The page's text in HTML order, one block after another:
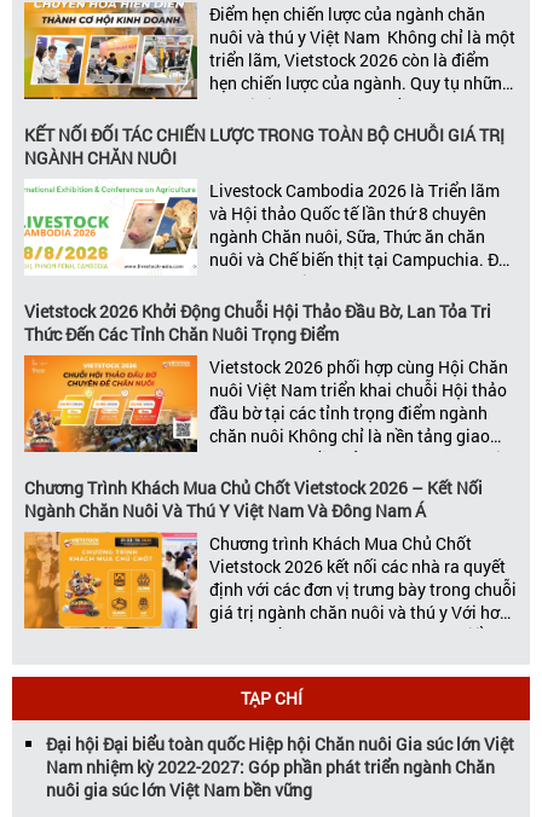
Điểm hẹn chiến lược của ngành chăn
nuôi và thú y Việt Nam Không chỉ là một
triển lãm, Vietstock 2026 còn là điểm
hẹn chiến lược của ngành. Quy tụ những
đơn vị kinh doanh hàng đầu, những lãnh
đạo và nhà cung cấp trong chuỗi giá
trị ngành, Vietstock mang đến nền tảng
giá trị […]
KẾT NỐI ĐỐI TÁC CHIẾN LƯỢC TRONG TOÀN BỘ CHUỖI GIÁ TRỊ
NGÀNH CHĂN NUÔI
Livestock Cambodia 2026 là Triển lãm
và Hội thảo Quốc tế lần thứ 8 chuyên
ngành Chăn nuôi, Sữa, Thức ăn chăn
nuôi và Chế biến thịt tại Campuchia. Đây
được đánh giá là một trong những sự
kiện thương mại thường niên uy tín và
đáng chú ý nhất của ngành nông nghiệp
– chăn […]
Vietstock 2026 Khởi Động Chuỗi Hội Thảo Đầu Bờ, Lan Tỏa Tri
Thức Đến Các Tỉnh Chăn Nuôi Trọng Điểm
Vietstock 2026 phối hợp cùng Hội Chăn
nuôi Việt Nam triển khai chuỗi Hội thảo
đầu bờ tại các tỉnh trọng điểm ngành
chăn nuôi Không chỉ là nền tảng giao
thương hàng đầu của ngành chăn nuôi
và thú y, Vietstock còn là triển lãm duy
nhất tại Việt Nam tổ chức thường niên
Chương Trình Khách Mua Chủ Chốt Vietstock 2026 – Kết Nối
Ngành Chăn Nuôi Và Thú Y Việt Nam Và Đông Nam Á
Chương trình Khách Mua Chủ Chốt
Vietstock 2026 kết nối các nhà ra quyết
định với các đơn vị trưng bày trong chuỗi
giá trị ngành chăn nuôi và thú y Với hơn
20 năm đồng hành cùng sự phát triển
Vietstock đã khẳng định vị thế là triển […]
TẠP CHÍ
Đại hội Đại biểu toàn quốc Hiệp hội Chăn nuôi Gia súc lớn Việt
Nam nhiệm kỳ 2022-2027: Góp phần phát triển ngành Chăn
nuôi gia súc lớn Việt Nam bền vững